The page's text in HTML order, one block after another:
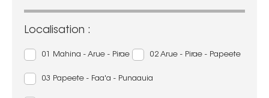
Localisation :
01 Mahina - Arue - Pirae 02 Arue - Pirae - Papeete
03 Papeete - Faa'a - Punaauia